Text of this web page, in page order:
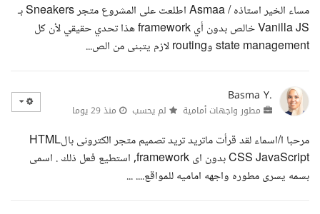
مساء الخير استاذه / Asmaa اطلعت على المشروع متجر Sneakers بـ
Vanilla JS خالص بدون أي framework هذا تحدي حقيقي لأن كل
state management وrouting لازم يتبنى من الص...
Basma Y.
مطور واجهات أمامية لم يحسب منذ 29 يوما
مرحبا ا/اسماء لقد قرأت ماتريد تريد تصميم متجر الكترونى بالHTML
CSS JavaScript بدون اى framework, استطيع فعل ذلك . اسمى
بسمه يسرى مطوره واجهه اماميه للمواقع.... ...